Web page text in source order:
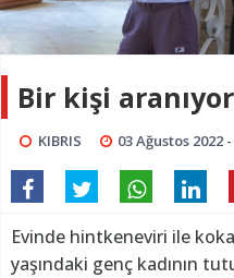
Bir kişi aranıyor
KIBRIS 03 Ağustos 2022
Evinde hintkeneviri ile
yaşındaki genç kadının